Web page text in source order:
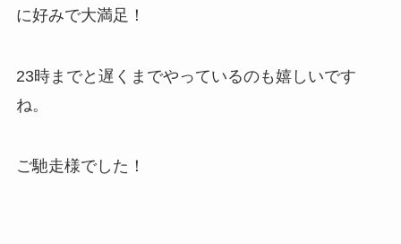
に好みで大満足！
23時までと遅くまでやっているのも嬉しいです
ね。
ご馳走様でした！